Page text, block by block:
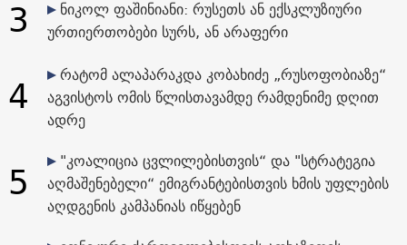
3
ნიკოლ ფაშინიანი: რუსეთს ან ექსკლუზიური
ურთიერთობები სურს, ან არაფერი
4
რატომ ალაპარაკდა კობახიძე „რუსოფობიაზე“
აგვისტოს ომის წლისთავამდე რამდენიმე დღით
ადრე
5
"კოალიცია ცვლილებისთვის“ და "სტრატეგია
აღმაშენებელი“ ემიგრანტებისთვის ხმის უფლების
აღდგენის კამპანიას იწყებენ